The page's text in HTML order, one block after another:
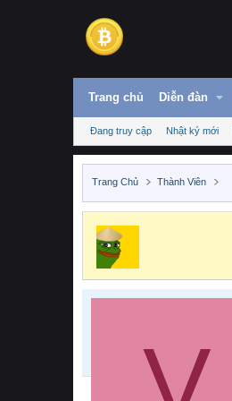
Trang chủ Diễn đàn
Đang truy cập Nhật ký mới
Trang Chủ Thành Viên